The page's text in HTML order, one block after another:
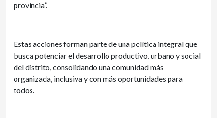
provincia”.
Estas acciones forman parte de una política integral que
busca potenciar el desarrollo productivo, urbano y social
del distrito, consolidando una comunidad más
organizada, inclusiva y con más oportunidades para
todos.